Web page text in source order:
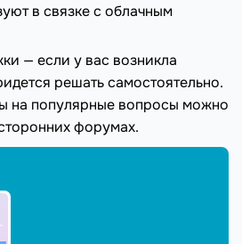
в связке с облачным
— если у вас возникла
решать самостоятельно.
на популярные вопросы можно
форумах.